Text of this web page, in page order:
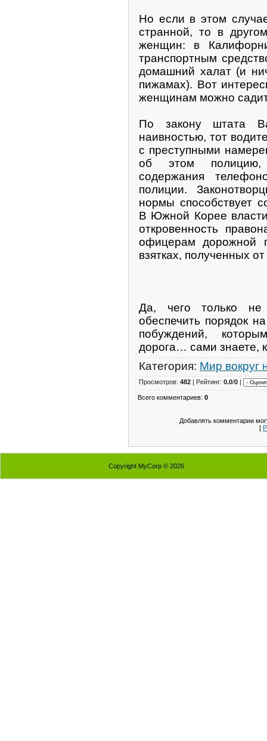
Но если в этом
странной, то в
женщин: в
транспортным
домашний халат (и
пижамах). Вот
женщинам можно
По закону штата
наивностью, тот
с преступными
об этом полицию,
содержания
полиции.
нормы способствует
В Южной Корее
откровенность
офицерам дорожной
взятках, полученных
Да, чего только не
обеспечить порядок
побуждений,
дорога… сами знаете,
Категория: Мир вокруг
Просмотров: 482 | Рейтинг: 0.0/0 |
Всего комментариев: 0
Добавлять комментарии
[
Copyright MyCorp © 2026